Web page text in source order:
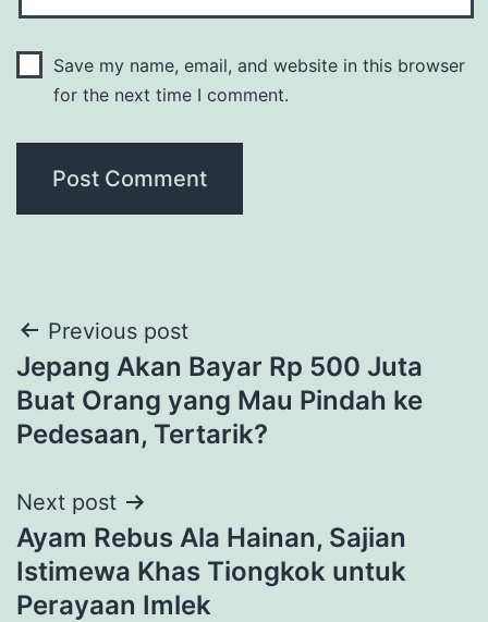
Save my name, email, and website in this browser
for the next time I comment.
Post
navigation
Previous post
Jepang Akan Bayar Rp 500 Juta
Buat Orang yang Mau Pindah ke
Pedesaan, Tertarik?
Next post
Ayam Rebus Ala Hainan, Sajian
Istimewa Khas Tiongkok untuk
Perayaan Imlek